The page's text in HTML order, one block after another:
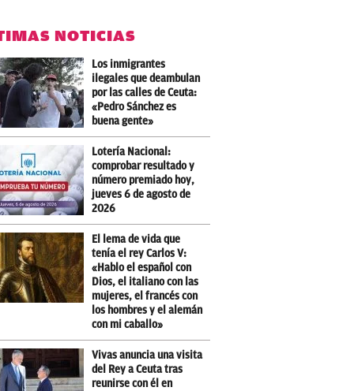
NOTICIAS
Los inmigrantes
ilegales que deambulan
por las calles de Ceuta:
«Pedro Sánchez es
buena gente»
Lotería Nacional:
comprobar resultado y
número premiado hoy,
jueves 6 de agosto de
2026
El lema de vida que
tenía el rey Carlos V:
«Hablo el español con
Dios, el italiano con las
mujeres, el francés con
los hombres y el alemán
con mi caballo»
Vivas anuncia una visita
del Rey a Ceuta tras
reunirse con él en